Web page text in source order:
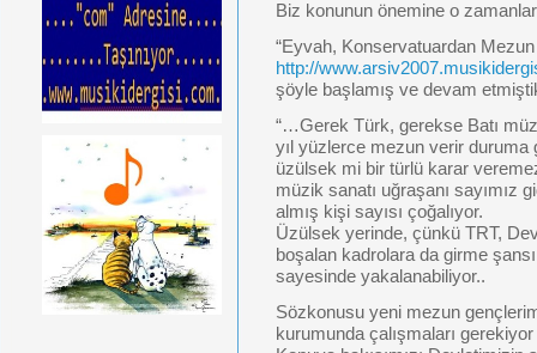
Biz konunun önemine o
“Eyvah, Konservatuardan
http://
şöyle başlamış ve devam
“…Gerek Türk, gerekse Batı
yıl yüzlerce mezun verir
üzülsek mi bir türlü karar
müzik sanatı uğraşanı sayımız
almış kişi sayısı çoğalıyor.
Üzülsek yerinde, çünkü TRT,
boşalan kadrolara da girme
sayesinde yakalanabiliyor..
Sözkonusu yeni mezun
kurumunda çalışmaları